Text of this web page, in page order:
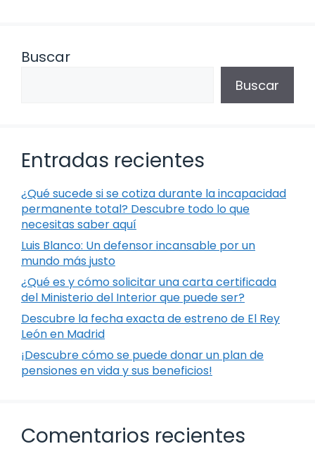
Buscar
Buscar
Entradas recientes
¿Qué sucede si se cotiza durante la incapacidad
permanente total? Descubre todo lo que
necesitas saber aquí
Luis Blanco: Un defensor incansable por un
mundo más justo
¿Qué es y cómo solicitar una carta certificada
del Ministerio del Interior que puede ser?
Descubre la fecha exacta de estreno de El Rey
León en Madrid
¡Descubre cómo se puede donar un plan de
pensiones en vida y sus beneficios!
Comentarios recientes